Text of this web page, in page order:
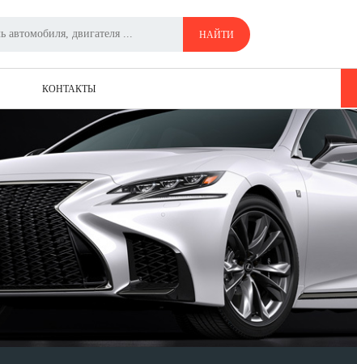
НАЙТИ
КОНТАКТЫ